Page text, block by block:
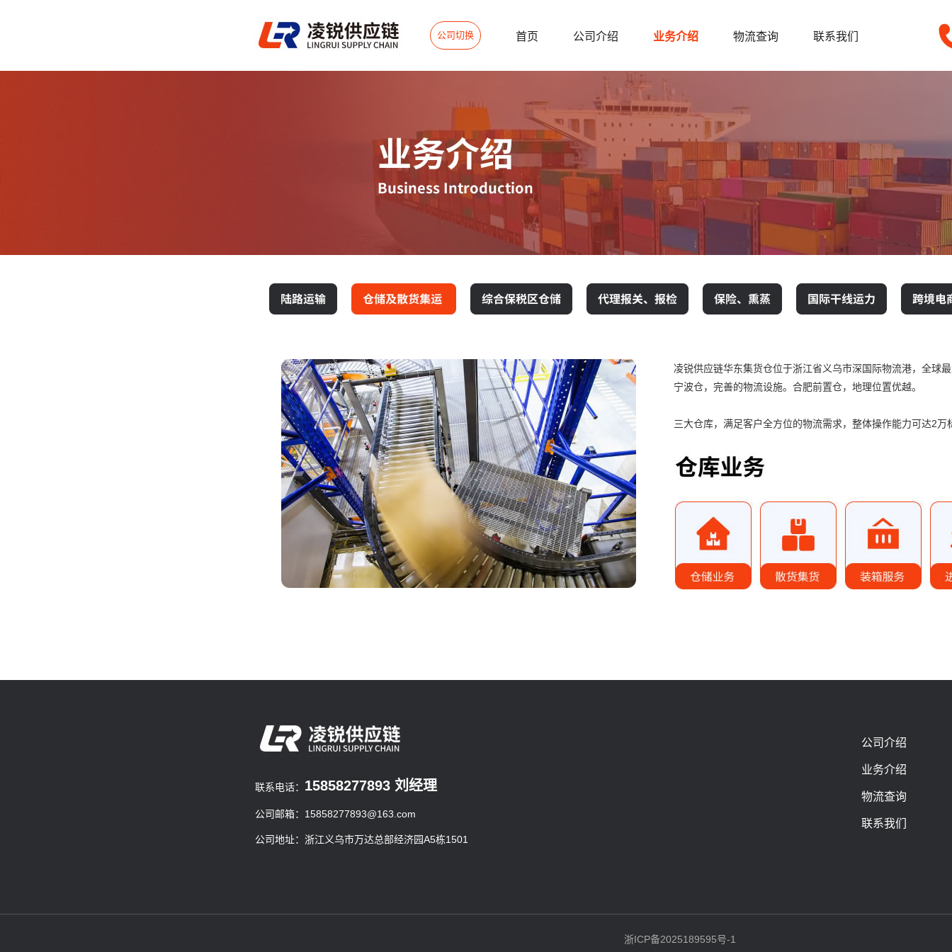
公司切换 首页 公司介绍 业务介绍 物流查询 联系我们
凌锐供应链华东集货仓位于浙江省义乌市深国际物流港，全球
宁波仓，完善的物流设施。合肥前置仓，地理位置优越。
三大仓库，满足客户全方位的物流需求，整体操作能力可达2万
联系电话： 15858277893 刘经理
公司邮箱：15858277893@163.com
公司地址：浙江义乌市万达总部经济园A5栋1501
公司介绍
业务介绍
物流查询
联系我们
浙ICP备2025189595号-1